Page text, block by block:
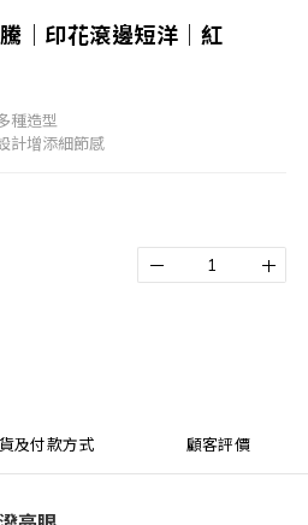
｜印花滾邊短洋｜紅
種造型
計增添細節感
及付款方式 顧客評價